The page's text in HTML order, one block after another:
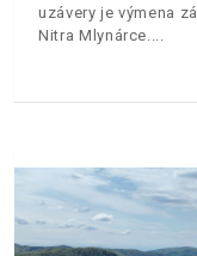
uzávery je výmena
Nitra Mlynárce.